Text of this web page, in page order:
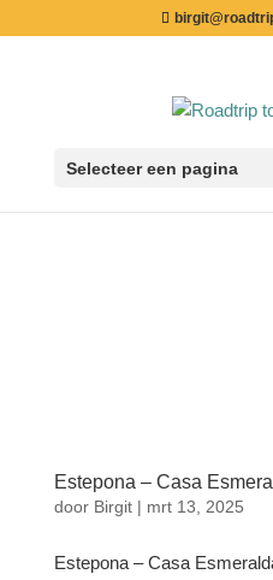
Selecteer een pagina
Estepona – Casa
door Birgit| mrt 13, 2025
Estepona – Casa